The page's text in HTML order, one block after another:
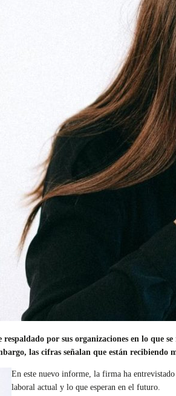
respaldado por sus organizaciones en lo
las cifras señalan que están recibiendo
En este nuevo informe, la firma ha
laboral actual y lo que esperan en el futuro.